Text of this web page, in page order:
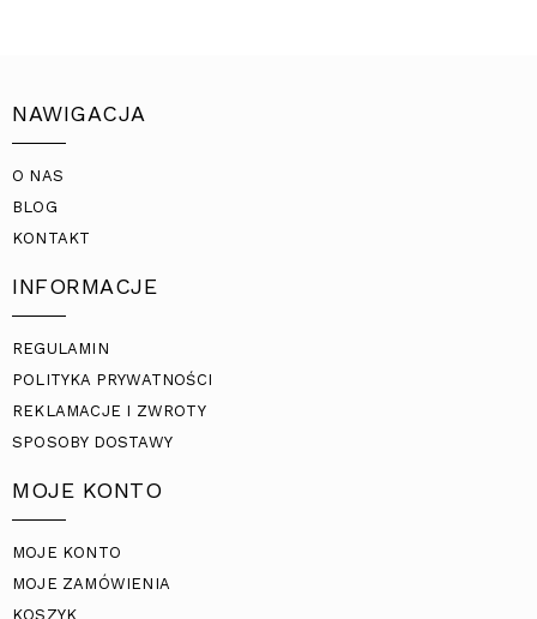
NAWIGACJA
O NAS
BLOG
KONTAKT
INFORMACJE
REGULAMIN
POLITYKA PRYWATNOŚCI
REKLAMACJE I ZWROTY
SPOSOBY DOSTAWY
MOJE KONTO
MOJE KONTO
MOJE ZAMÓWIENIA
KOSZYK